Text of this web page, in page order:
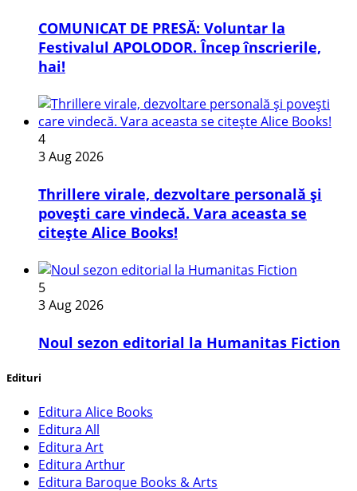
COMUNICAT DE PRESĂ: Voluntar la
Festivalul APOLODOR. Încep înscrierile,
hai!
4
3 Aug 2026
Thrillere virale, dezvoltare personală și
povești care vindecă. Vara aceasta se
citește Alice Books!
5
3 Aug 2026
​Noul sezon editorial la Humanitas Fiction
Edituri
Editura Alice Books
Editura All
Editura Art
Editura Arthur
Editura Baroque Books & Arts